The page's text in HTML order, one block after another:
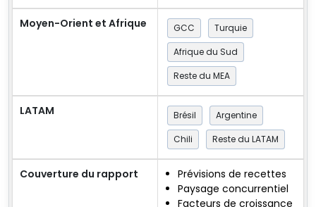
Moyen-Orient et Afrique GCC
Turquie
Afrique du Sud
Reste du MEA
LATAM Brésil
Argentine
Chili
Reste du LATAM
Couverture du rapport
Prévisions de recettes
Paysage concurrentiel
Facteurs de croissance